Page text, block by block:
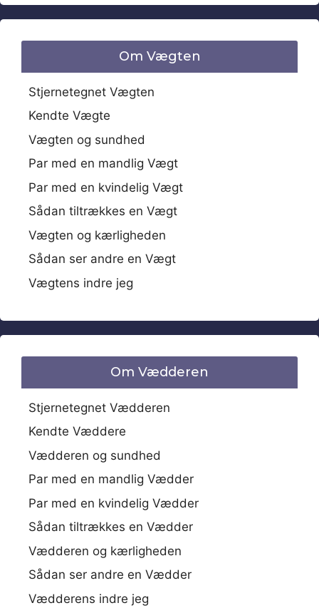
Om Vægten
Stjernetegnet Vægten
Kendte Vægte
Vægten og sundhed
Par med en mandlig Vægt
Par med en kvindelig Vægt
Sådan tiltrækkes en Vægt
Vægten og kærligheden
Sådan ser andre en Vægt
Vægtens indre jeg
Om Vædderen
Stjernetegnet Vædderen
Kendte Væddere
Vædderen og sundhed
Par med en mandlig Vædder
Par med en kvindelig Vædder
Sådan tiltrækkes en Vædder
Vædderen og kærligheden
Sådan ser andre en Vædder
Vædderens indre jeg